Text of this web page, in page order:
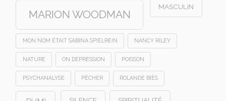
MARION WOODMAN
MASCULIN
MON NOM ÉTAIT SABINA SPIELREIN NANCY RILEY
NATURE ON DEPRESSION POISSON
PSYCHANALYSE PÊCHER ROLANDE BIÈS